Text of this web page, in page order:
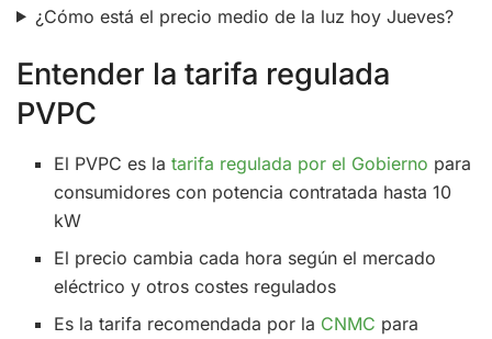
¿Cómo está el precio medio de la luz hoy Jueves?
Entender la tarifa regulada
PVPC
El PVPC es latarifa regulada por el Gobierno para
consumidores con potencia contratada hasta 10
kW
El precio cambia cada hora según el mercado
eléctrico y otros costes regulados
Es la tarifa recomendada por la CNMC para